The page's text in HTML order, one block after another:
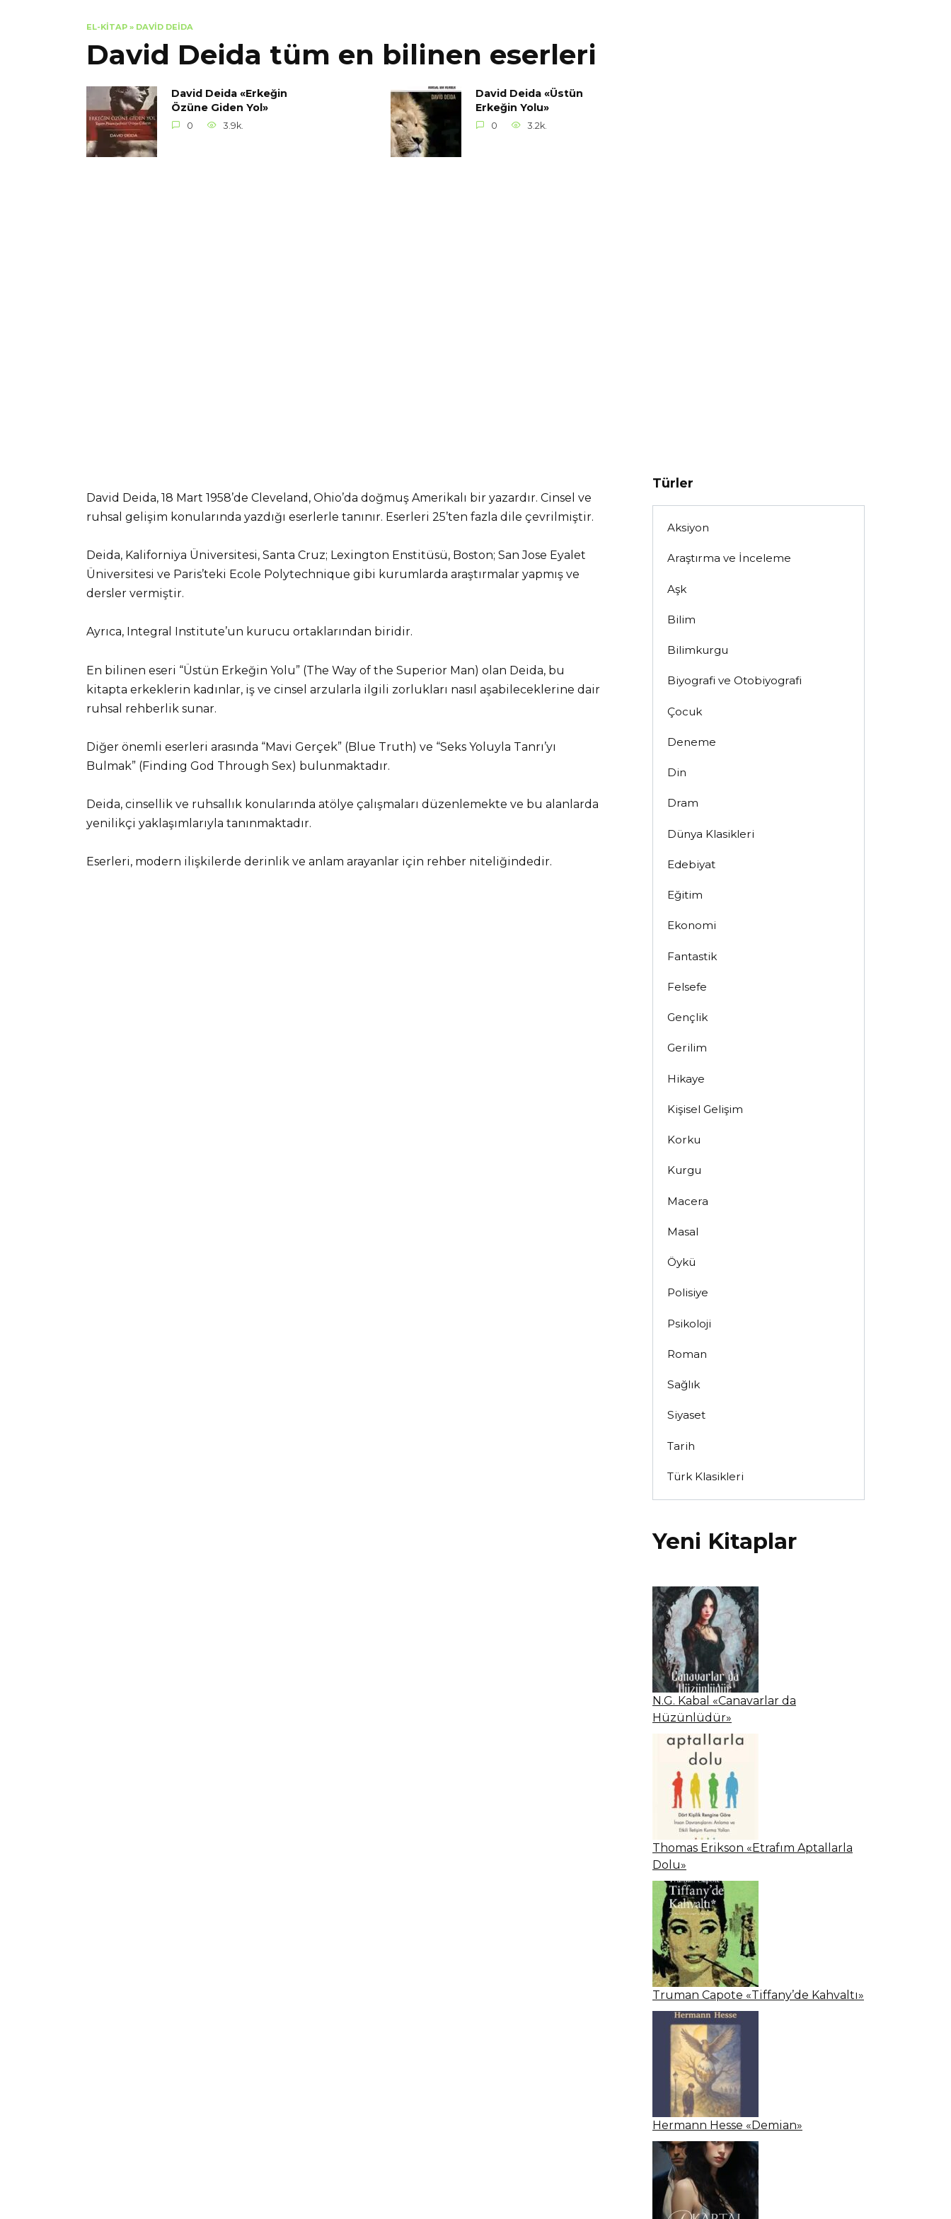
EL-KITAP » DAVID DEIDA
David Deida tüm en bilinen eserleri
David Deida «Erkeğin
Özüne Giden Yol»
0 3.9k.
David Deida «Üstün
Erkeğin Yolu»
0 3.2k.
David Deida, 18 Mart 1958’de Cleveland, Ohio’da doğmuş Amerikalı bir yazardır. Cinsel ve
ruhsal gelişim konularında yazdığı eserlerle tanınır. Eserleri 25’ten fazla dile çevrilmiştir.
Deida, Kaliforniya Üniversitesi, Santa Cruz; Lexington Enstitüsü, Boston; San Jose Eyalet
Üniversitesi ve Paris’teki Ecole Polytechnique gibi kurumlarda araştırmalar yapmış ve
dersler vermiştir.
Ayrıca, Integral Institute’un kurucu ortaklarından biridir.
En bilinen eseri “Üstün Erkeğin Yolu” (The Way of the Superior Man) olan Deida, bu
kitapta erkeklerin kadınlar, iş ve cinsel arzularla ilgili zorlukları nasıl aşabileceklerine dair
ruhsal rehberlik sunar.
Diğer önemli eserleri arasında “Mavi Gerçek” (Blue Truth) ve “Seks Yoluyla Tanrı’yı
Bulmak” (Finding God Through Sex) bulunmaktadır.
Deida, cinsellik ve ruhsallık konularında atölye çalışmaları düzenlemekte ve bu alanlarda
yenilikçi yaklaşımlarıyla tanınmaktadır.
Eserleri, modern ilişkilerde derinlik ve anlam arayanlar için rehber niteliğindedir.
Türler
Aksiyon
Araştırma ve İnceleme
Aşk
Bilim
Bilimkurgu
Biyografi ve Otobiyografi
Çocuk
Deneme
Din
Dram
Dünya Klasikleri
Edebiyat
Eğitim
Ekonomi
Fantastik
Felsefe
Gençlik
Gerilim
Hikaye
Kişisel Gelişim
Korku
Kurgu
Macera
Masal
Öykü
Polisiye
Psikoloji
Roman
Sağlık
Siyaset
Tarih
Türk Klasikleri
Yeni Kitaplar
N.G. Kabal «Canavarlar da
Hüzünlüdür»
Thomas Erikson «Etrafım Aptallarla
Dolu»
Truman Capote «Tiffany’de Kahvaltı»
Hermann Hesse «Demian»